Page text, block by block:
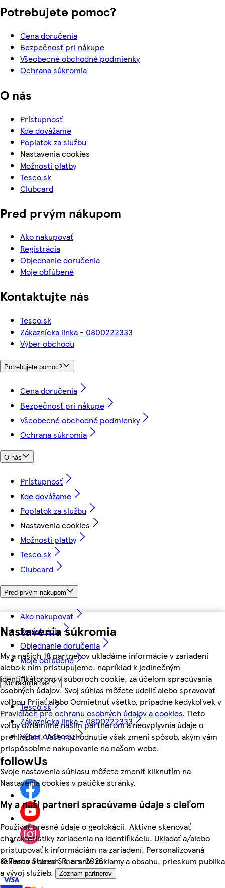
Nastavenia súkromia
My a našich 18 partnerov ukladáme informácie v zariadení
alebo k nim pristupujeme, napríklad k jedinečným
identifikátorom v súboroch cookie, za účelom spracúvania
osobných údajov. Svoj súhlas môžete udeliť alebo spravovať
voľbou Prijať alebo Odmietnuť všetko, prípadne kedykoľvek v
Pravidlách pre ochranu osobných údajov a cookies. Tieto
voľby oznámime našim partnerom a neovplyvnia údaje o
prehliadaní. Vaše rozhodnutie však zmení spôsob, akým vám
prispôsobíme nakupovanie na našom webe.
Svoje nastavenia súhlasu môžete zmeniť kliknutím na
Nastavenia cookies v pätičke stránky.
My a naši partneri spracúvame údaje s cieľom
Používať presné údaje o geolokácii. Aktívne skenovať
charakteristiky zariadenia na identifikáciu. Ukladať a/alebo
pristupovať k informáciám na zariadení. Personalizovaná
reklama a obsah, meranie reklamy a obsahu, prieskum publika
a vývoj služieb.
Zoznam partnerov
Potrebujete pomoc?
Cena doručenia
Bezpečnosť pri nákupe
Všeobecné obchodné podmienky
Ochrana súkromia
O nás
Prístupnosť
Kde dovážame
Poplatok za službu
Nastavenia cookies
Možnosti platby
Tesco.sk
Clubcard
Pred prvým nákupom
Ako nakupovať
Registrácia
Objednanie doručenia
Moje obľúbené
Kontaktujte nás
Tesco.sk
Zákaznícka linka - 0800222333
Výber obchodu
Potrebujete pomoc?
Cena doručenia
Bezpečnosť pri nákupe
Všeobecné obchodné podmienky
Ochrana súkromia
O nás
Prístupnosť
Kde dovážame
Poplatok za službu
Nastavenia cookies
Možnosti platby
Tesco.sk
Clubcard
Pred prvým nákupom
Ako nakupovať
Registrácia
Objednanie doručenia
Moje obľúbené
Kontaktujte nás
Tesco.sk
Zákaznícka linka - 0800222333
Výber obchodu
followUs
©Tesco Stores SR, a.s. 2026